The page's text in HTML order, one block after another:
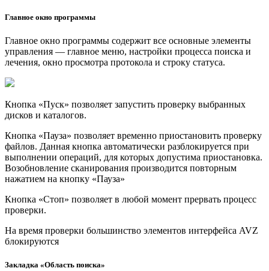
Главное окно программы
Главное окно программы содержит все основные элементы
управления — главное меню, настройки процесса поиска и
лечения, окно просмотра протокола и строку статуса.
Кнопка «Пуск» позволяет запустить проверку выбранных
дисков и каталогов.
Кнопка «Пауза» позволяет временно приостановить проверку
файлов. Данная кнопка автоматически разблокируется при
выполнении операций, для которых допустима приостановка.
Возобновление сканирования производится повторным
нажатием на кнопку «Пауза»
Кнопка «Стоп» позволяет в любой момент прервать процесс
проверки.
На время проверки большинство элементов интерфейса AVZ
блокируются
Закладка «Область поиска»